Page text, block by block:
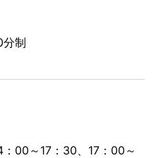
分制
：00～17：30、17：00～